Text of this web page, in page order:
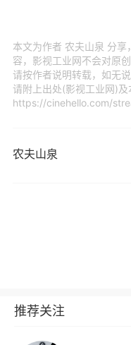
本文为作者 农夫山泉 分
容，影视工业网不会对原
请按作者说明转载，如无
请附上出处(影视工业网)
https://cinehello.com/
农夫山泉
推荐关注